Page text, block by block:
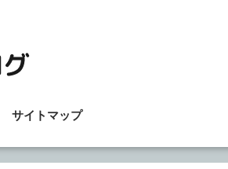
サイトマップ